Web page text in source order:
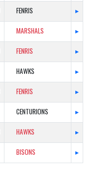
FENRIS ▸
MARSHALS ▸
FENRIS ▸
HAWKS ▸
FENRIS ▸
CENTURIONS ▸
HAWKS ▸
BISONS ▸